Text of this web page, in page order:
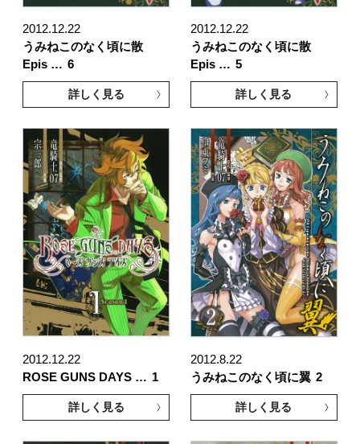
2012.12.22
うみねこのなく頃に散
Epis … 6
詳しく見る
2012.12.22
うみねこのなく頃に散
Epis … 5
詳しく見る
2012.12.22
ROSE GUNS DAYS … 1
詳しく見る
2012.8.22
うみねこのなく頃に翼 2
詳しく見る